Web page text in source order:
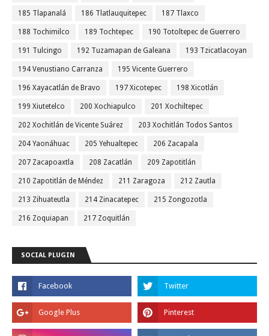
185 Tlapanalá 186 Tlatlauquitepec 187 Tlaxco
188 Tochimilco 189 Tochtepec 190 Totoltepec de Guerrero
191 Tulcingo 192 Tuzamapan de Galeana 193 Tzicatlacoyan
194 Venustiano Carranza 195 Vicente Guerrero
196 Xayacatlán de Bravo 197 Xicotepec 198 Xicotlán
199 Xiutetelco 200 Xochiapulco 201 Xochiltepec
202 Xochitlán de Vicente Suárez 203 Xochitlán Todos Santos
204 Yaonáhuac 205 Yehualtepec 206 Zacapala
207 Zacapoaxtla 208 Zacatlán 209 Zapotitlán
210 Zapotitlán de Méndez 211 Zaragoza 212 Zautla
213 Zihuateutla 214 Zinacatepec 215 Zongozotla
216 Zoquiapan 217 Zoquitlán
SOCIAL PLUGIN